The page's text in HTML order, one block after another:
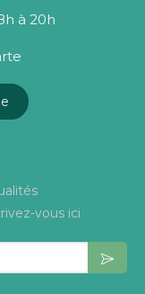
à 20h
vous ici